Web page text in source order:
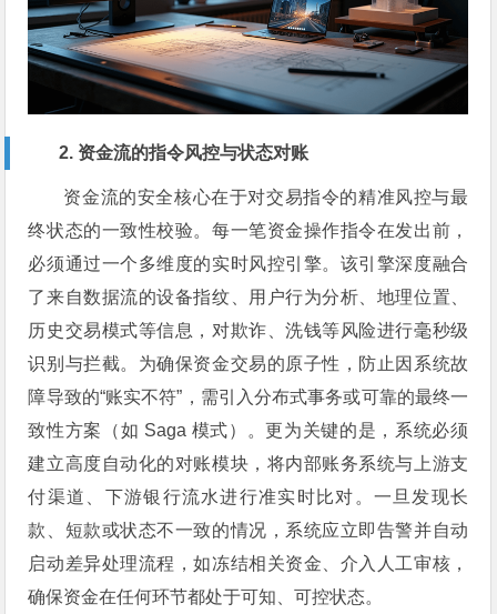
2. 资金流的指令风控与状态对账
资金流的安全核心在于对交易指令的精准风控与最
终状态的一致性校验。每一笔资金操作指令在发出前，
必须通过一个多维度的实时风控引擎。该引擎深度融合
了来自数据流的设备指纹、用户行为分析、地理位置、
历史交易模式等信息，对欺诈、洗钱等风险进行毫秒级
识别与拦截。为确保资金交易的原子性，防止因系统故
障导致的“账实不符”，需引入分布式事务或可靠的最终一
致性方案（如 Saga 模式）。更为关键的是，系统必须
建立高度自动化的对账模块，将内部账务系统与上游支
付渠道、下游银行流水进行准实时比对。一旦发现长
款、短款或状态不一致的情况，系统应立即告警并自动
启动差异处理流程，如冻结相关资金、介入人工审核，
确保资金在任何环节都处于可知、可控状态。